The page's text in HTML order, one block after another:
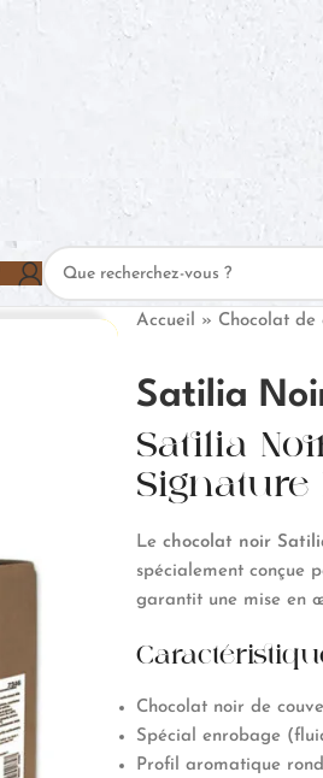
Accueil » Chocolat de
Satilia
Satilia
Signature
Le chocolat noir
spécialement conçue
garantit une mise en
Chocolat noir de
Spécial enrobage
Profil aromatique rond